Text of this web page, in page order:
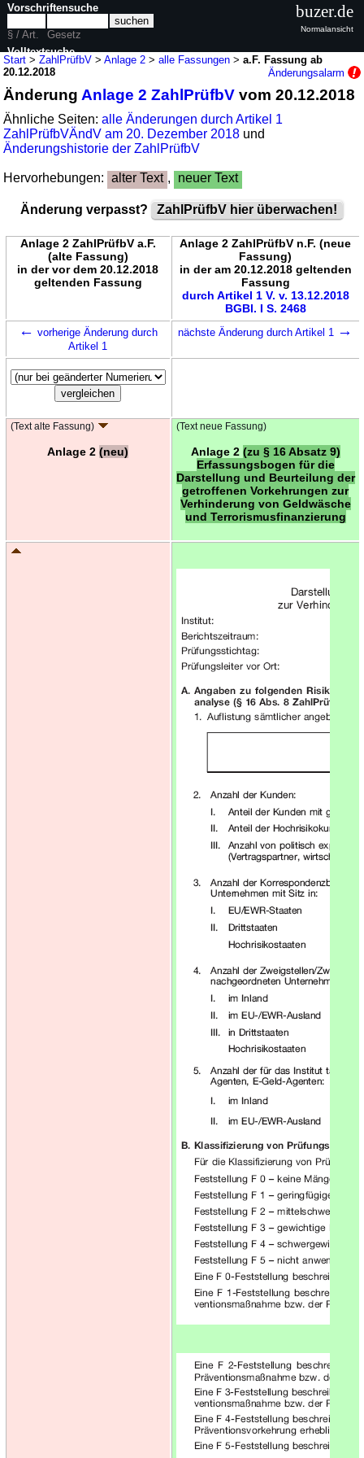
Start >ZahlPrüfbV >Anlage 2 >alle Fassungen >a.F. Fassung ab
20.12.2018
Änderungsalarm
Änderung Anlage 2 ZahlPrüfbV vom 20.12.2018
Ähnliche Seiten:alle Änderungen durch Artikel 1
ZahlPrüfbVÄndV am 20. Dezember 2018 und
Änderungshistorie der ZahlPrüfbV
Hervorhebungen: alter Text , neuer Text
Änderung verpasst? ZahlPrüfbV hier überwachen!
Anlage 2 ZahlPrüfbV a.F.
(alte Fassung)
in der vor dem 20.12.2018
geltenden Fassung
Anlage 2 ZahlPrüfbV n.F. (neue
Fassung)
in der am 20.12.2018 geltenden
Fassung
durch Artikel 1 V. v. 13.12.2018
BGBl. I S. 2468
← vorherige Änderung durch
Artikel 1
nächste Änderung durch Artikel 1 →
(Text alte Fassung)
Anlage 2 (neu)
(Text neue Fassung)
Anlage 2 (zu § 16 Absatz 9)
Erfassungsbogen für die
Darstellung und Beurteilung der
getroffenen Vorkehrungen zur
Verhinderung von Geldwäsche
und Terrorismusfinanzierung
Vorschriftensuche
§ / Art.
Gesetz
Volltextsuche
buzer.de
Normalansicht